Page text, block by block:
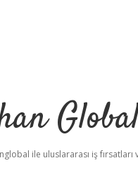
ile uluslararası iş